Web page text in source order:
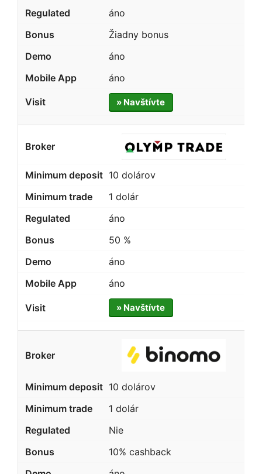
áno
Žiadny bonus
áno
áno
» Navštívte
10 dolárov
1 dolár
áno
50 %
áno
áno
» Navštívte
10 dolárov
1 dolár
Nie
10% cashback